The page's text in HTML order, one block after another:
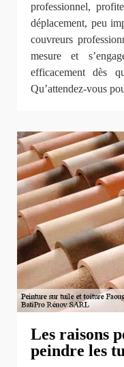
professionnel,
déplacement, peu
couvreurs
mesure et
efficacement dès
Qu’attendez-vous
Les raisons
peindre les